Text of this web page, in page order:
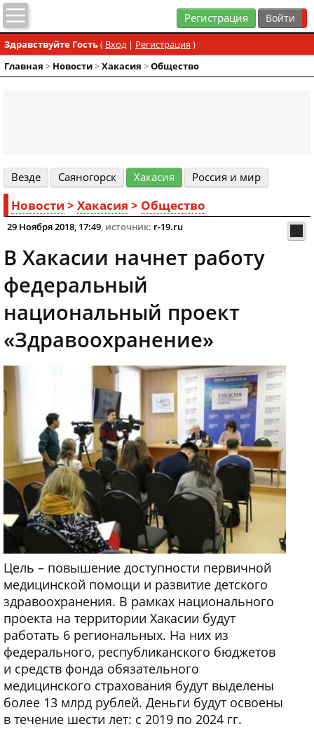
Регистрация
Здравствуйте Гость( Вход| Регистрация )
Главная > Новости>Хакасия >Общество
Везде Cаяногорск Хакасия Россия и мир
Новости > Хакасия > Общество
29 Ноября 2018, 17:49, источник: r-19.ru
В Хакасии начнет работу
федеральный
национальный проект
«Здравоохранение»
Цель – повышение доступности первичной
медицинской помощи и развитие детского
здравоохранения. В рамках национального
проекта на территории Хакасии будут
работать 6 региональных. На них из
федерального, республиканского бюджетов
и средств фонда обязательного
медицинского страхования будут выделены
более 13 млрд рублей. Деньги будут освоены
в течение шести лет: с 2019 по 2024 гг.